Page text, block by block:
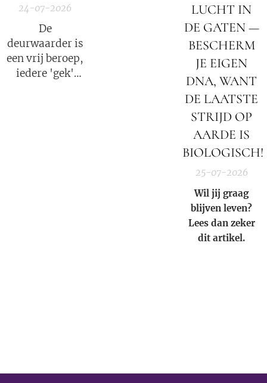
LUCHT IN
DE GATEN —
BESCHERM
JE EIGEN
DNA, WANT
DE LAATSTE
STRIJD OP
AARDE IS
BIOLOGISCH!
25-07-2026
Wil jij graag
blijven leven?
Lees dan zeker
dit artikel.
24-07-2026
De
deurwaarder is
een vrij beroep,
iedere 'gek'